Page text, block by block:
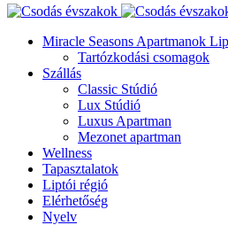
Miracle Seasons Apartmanok
Tartózkodási csomagok
Szállás
Classic Stúdió
Lux Stúdió
Luxus Apartman
Mezonet apartman
Wellness
Tapasztalatok
Liptói régió
Elérhetőség
Nyelv